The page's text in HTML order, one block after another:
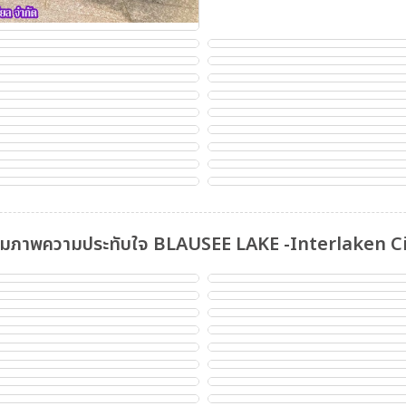
ภาพความประทับใจ BLAUSEE LAKE -Interlaken